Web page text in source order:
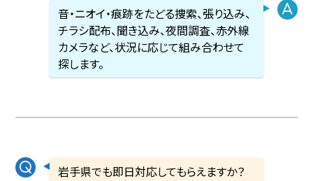
音・ニオイ・痕跡をたどる捜索、張り込み、
チラシ配布、聞き込み、夜間調査、赤外線
カメラなど、状況に応じて組み合わせて
探します。
岩手県でも即日対応してもらえますか？